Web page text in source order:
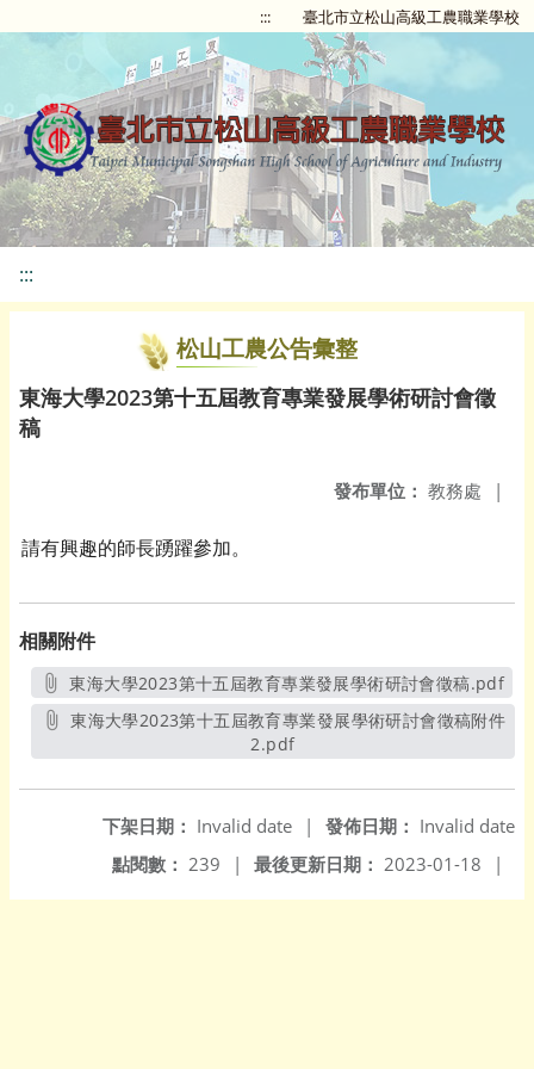
::: 臺北市立松山高級工農職業學校
:::
松山工農公告彙整
東海大學2023第十五屆教育專業發展學術研討會徵
稿
發布單位： 教務處 |
請有興趣的師長踴躍參加。
相關附件
東海大學2023第十五屆教育專業發展學術研討會徵稿.pdf
另開新視窗
東海大學2023第十五屆教育專業發展學術研討會徵稿附件
2.pdf另開新視窗
發佈日期： Invalid date
下架日期： Invalid date
|
最後更新日期： 2023-01-18 |
點閱數： 239 |